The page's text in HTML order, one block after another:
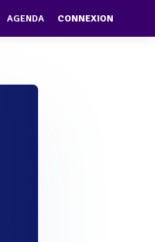
AGENDA CONNEXION